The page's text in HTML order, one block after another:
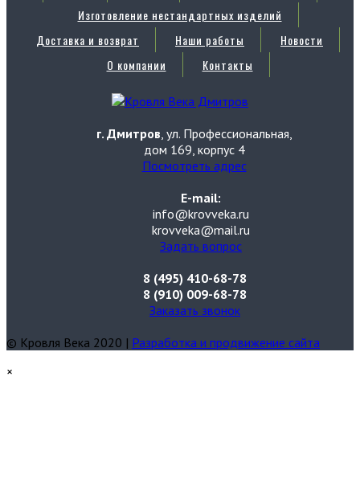
Изготовление нестандартных изделий
Доставка и возврат
Наши работы
Новости
О компании
Контакты
г. Дмитров, ул. Профессиональная,
дом 169, корпус 4
Посмотреть адрес
E-mail:
info@krovveka.ru
krovveka@mail.ru
Задать вопрос
8 (495) 410-68-78
8 (910) 009-68-78
Заказать звонок
© Кровля Века 2020 | Разработка и продвижение сайта
×